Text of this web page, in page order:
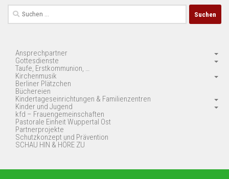
Suchen
nach:
Ansprechpartner
Gottesdienste
Taufe, Erstkommunion, …
Kirchenmusik
Berliner Plätzchen
Büchereien
Kindertageseinrichtungen & Familienzentren
Kinder und Jugend
kfd – Frauengemeinschaften
Pastorale Einheit Wuppertal Ost
Partnerprojekte
Schutzkonzept und Prävention
SCHAU HIN & HÖRE ZU